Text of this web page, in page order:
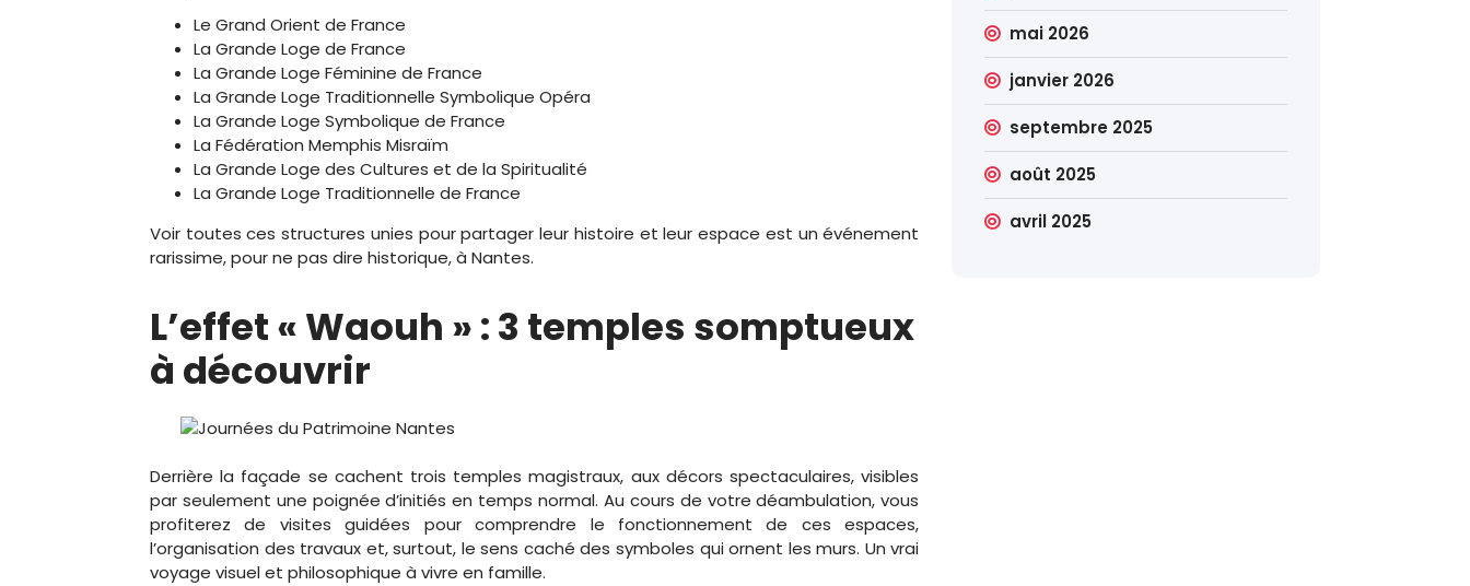
Le Grand Orient de France
La Grande Loge de France
La Grande Loge Féminine de France
La Grande Loge Traditionnelle Symbolique Opéra
La Grande Loge Symbolique de France
La Fédération Memphis Misraïm
La Grande Loge des Cultures et de la Spiritualité
La Grande Loge Traditionnelle de France
Voir toutes ces structures unies pour partager leur histoire et leur espace est un événement
rarissime, pour ne pas dire historique, à Nantes.
L’effet « Waouh » : 3 temples somptueux
à découvrir
Derrière la façade se cachent trois temples magistraux, aux décors spectaculaires, visibles
par seulement une poignée d’initiés en temps normal. Au cours de votre déambulation, vous
profiterez de visites guidées pour comprendre le fonctionnement de ces espaces,
l’organisation des travaux et, surtout, le sens caché des symboles qui ornent les murs. Un vrai
voyage visuel et philosophique à vivre en famille.
mai 2026
janvier 2026
septembre 2025
août 2025
avril 2025